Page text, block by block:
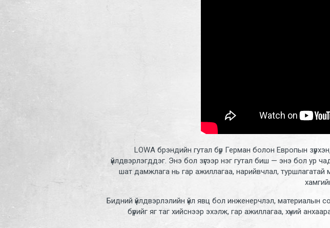
LOWA брэндийн гутал бүр Герман болон Европын
үйлдвэрлэгддэг. Энэ бол зүгээр нэг гутал биш — энэ бол ур
шат дамжлага нь гар ажиллагаа, нарийвчлал, туршлагатай
Бидний үйлдвэрлэлийн үйл явц бол инженерчлэл, материалын
бүрийг яг таг хийснээр эхэлж, гар ажиллагаа, хүний